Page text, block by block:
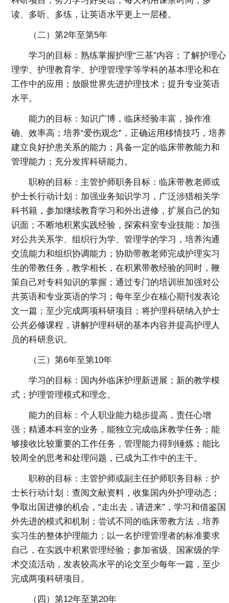
读、多听、多练，让英语水平更上一层楼。
（二）第2年至第5年
学习的目标：熟练掌握护理“三基”内容；了解护理心
理学、护理教育学、护理管理学等学科的基本理论和在
工作中的应用；放眼世界先进护理技术；提升专业英语
水平。
能力的目标：知识广博，临床经验丰富，操作准
确、效率高；培养“爱伤观念”，正确运用移情技巧，培养
建立良好护患关系的能力；具备一定的临床带教能力和
管理能力；充分发挥科研能力。
职称的目标：主管护师职务目标：临床带教老师或
护士长行动计划：加强业务知识学习，广泛涉猎相关学
科书籍，参加继续教育学习和外出进修，扩展自己的知
识面；不断地积累实践经验，探索科室专业技能；加强
对公共关系学、组织行为学、管理学的学习，培养沟通
交流能力和组织协调能力；协助带教老师完成护理实习
生的带教任务，教学相长，在积累带教经验的同时，鞭
策自己对专科知识的掌握；通过专门的培训班加强对公
共英语和专业英语的学习；每年至少在核心期刊发表论
文一篇；至少完成两项科研项目；将护理科研纳入护士
公共必修课程，讲解护理科研的基本内容并提高护理人
员的科研意识。
（三）第6年至第10年
学习的目标：国内外临床护理新进展；新的教学模
式；护理管理模式和理念。
能力的目标：个人职业能力稳步提高，责任心增
强；精通本科室的业务，能独立完成临床教学任务；能
够接收比较重要的工作任务，管理能力得到锤炼；能比
较周全的思考和处理问题，已成为工作中的主干。
职称的目标：主管护师或副主任护师职务目标：护
士长行动计划：查阅文献资料，收集国内外护理动态；
争取出国进修的机会，“走出去，请进来”，学习和借鉴国
外先进的模式和机制；尝试不同的临床带教方法，培养
实习生的整体护理能力；以一名护理管理者的标准要求
自己，在实践中积累管理经验；参加省级、国家级的学
术交流活动，发表较高水平的论文至少每年一篇，至少
完成两项科研项目。
（四）第12年至第20年